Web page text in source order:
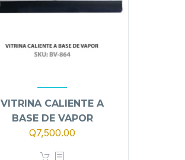
VITRINA CALIENTE A
BASE DE VAPOR
Q7,500.00